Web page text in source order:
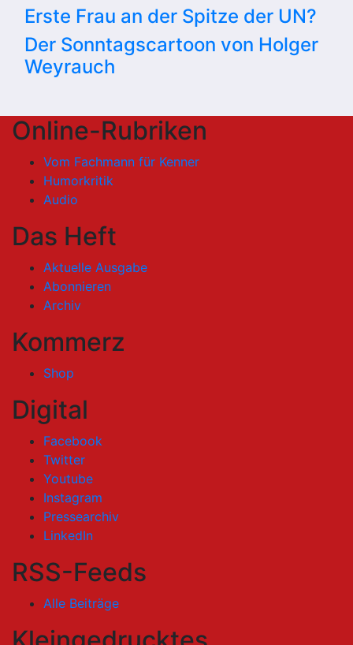
Erste Frau an der Spitze der UN?
Der Sonntagscartoon von Holger
Weyrauch
Online-Rubriken
Vom Fachmann für Kenner
Humorkritik
Audio
Das Heft
Aktuelle Ausgabe
Abonnieren
Archiv
Kommerz
Shop
Digital
Facebook
Twitter
Youtube
Instagram
Pressearchiv
LinkedIn
RSS-Feeds
Alle Beiträge